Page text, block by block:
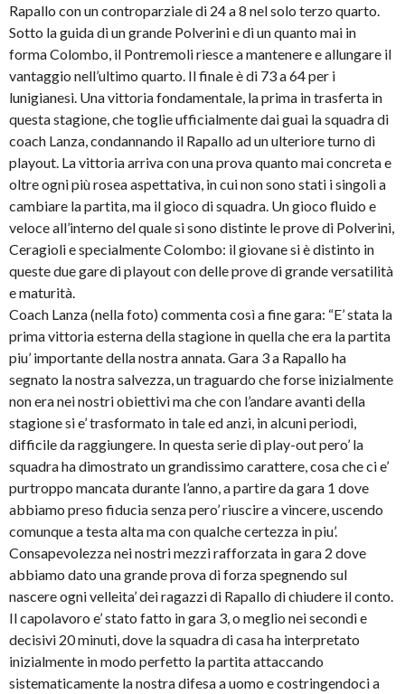
Rapallo con un controparziale di 24 a 8 nel solo terzo quarto.
Sotto la guida di un grande Polverini e di un quanto mai in
forma Colombo, il Pontremoli riesce a mantenere e allungare il
vantaggio nell’ultimo quarto. Il finale è di 73 a 64 per i
lunigianesi. Una vittoria fondamentale, la prima in trasferta in
questa stagione, che toglie ufficialmente dai guai la squadra di
coach Lanza, condannando il Rapallo ad un ulteriore turno di
playout. La vittoria arriva con una prova quanto mai concreta e
oltre ogni più rosea aspettativa, in cui non sono stati i singoli a
cambiare la partita, ma il gioco di squadra. Un gioco fluido e
veloce all’interno del quale si sono distinte le prove di Polverini,
Ceragioli e specialmente Colombo: il giovane si è distinto in
queste due gare di playout con delle prove di grande versatilità
e maturità.
Coach Lanza (nella foto) commenta così a fine gara: “E’ stata la
prima vittoria esterna della stagione in quella che era la partita
piu’ importante della nostra annata. Gara 3 a Rapallo ha
segnato la nostra salvezza, un traguardo che forse inizialmente
non era nei nostri obiettivi ma che con l’andare avanti della
stagione si e’ trasformato in tale ed anzi, in alcuni periodi,
difficile da raggiungere. In questa serie di play-out pero’ la
squadra ha dimostrato un grandissimo carattere, cosa che ci e’
purtroppo mancata durante l’anno, a partire da gara 1 dove
abbiamo preso fiducia senza pero’ riuscire a vincere, uscendo
comunque a testa alta ma con qualche certezza in piu’.
Consapevolezza nei nostri mezzi rafforzata in gara 2 dove
abbiamo dato una grande prova di forza spegnendo sul
nascere ogni velleita’ dei ragazzi di Rapallo di chiudere il conto.
Il capolavoro e’ stato fatto in gara 3, o meglio nei secondi e
decisivi 20 minuti, dove la squadra di casa ha interpretato
inizialmente in modo perfetto la partita attaccando
sistematicamente la nostra difesa a uomo e costringendoci a